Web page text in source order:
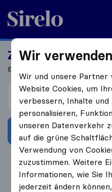
Sirelo.at
Ziehen Sie bald um?
Erhalten Sie 5 Angebote in 3
Ich ziehe um von
4.3
Wir
Wir und unsere
Website Cookies, um
verbessern, Inhalte und
personalisieren,
unseren Datenverkehr
auf die grüne
Verwendung von
zuzustimmen. Weitere
Informationen, wie Sie
jederzeit ändern